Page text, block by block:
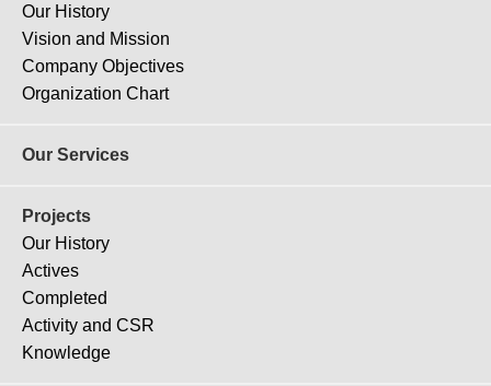
J-174
Chicony New Factory
Our History
Vision and Mission
Company Objectives
Organization Chart
Our Services
Projects
Our History
Actives
Completed
Activity and CSR
Knowledge